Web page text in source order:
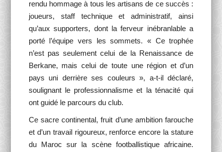
rendu hommage à tous les artisans de ce succès :
joueurs, staff technique et administratif, ainsi
qu’aux supporters, dont la ferveur inébranlable a
porté l’équipe vers les sommets. « Ce trophée
n’est pas seulement celui de la Renaissance de
Berkane, mais celui de toute une région et d’un
pays uni derrière ses couleurs », a-t-il déclaré,
soulignant le professionnalisme et la ténacité qui
ont guidé le parcours du club.
Ce sacre continental, fruit d’une ambition farouche
et d’un travail rigoureux, renforce encore la stature
du Maroc sur la scène footballistique africaine.